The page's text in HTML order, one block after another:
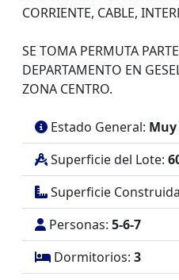
CORRIENTE, CABLE,
SE TOMA PERMUTA
DEPARTAMENTO EN
ZONA CENTRO.
Estado General:
Superficie del Lote:
Superficie
Personas: 5-6-7
Dormitorios: 3